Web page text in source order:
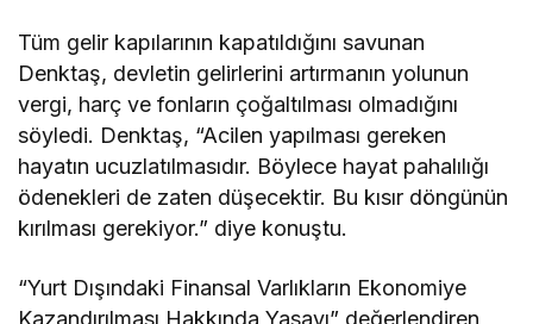
Tüm gelir kapılarının kapatıldığını savunan
Denktaş, devletin gelirlerini artırmanın yolunun
vergi, harç ve fonların çoğaltılması olmadığını
söyledi. Denktaş, “Acilen yapılması gereken
hayatın ucuzlatılmasıdır. Böylece hayat pahalılığı
ödenekleri de zaten düşecektir. Bu kısır döngünün
kırılması gerekiyor.” diye konuştu.
“Yurt Dışındaki Finansal Varlıkların Ekonomiye